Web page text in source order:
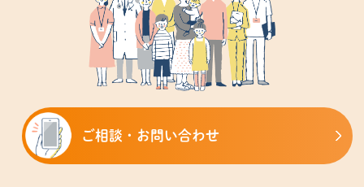
ご相談・お問い合わせ